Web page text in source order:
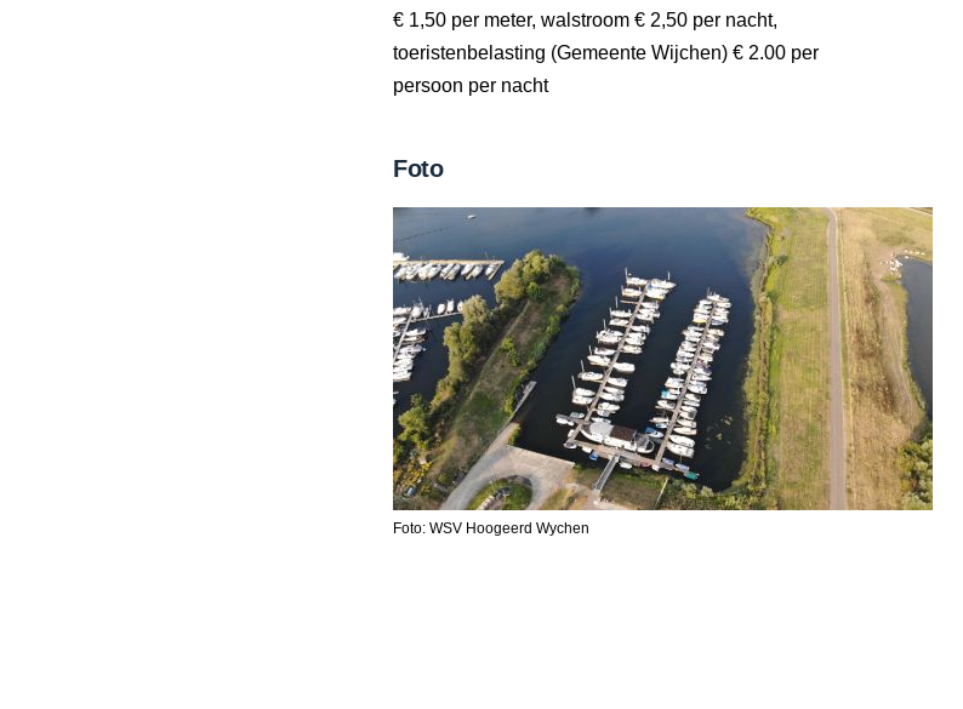
€ 1,50 per meter, walstroom € 2,50 per nacht,
toeristenbelasting (Gemeente Wijchen) € 2.00 per
persoon per nacht
Foto
Foto: WSV Hoogeerd Wychen